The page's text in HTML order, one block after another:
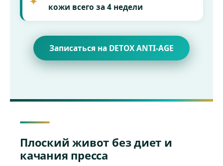
кожи всего за 4 недели
Записаться на DETOX ANTI-AGE
Плоский живот без диет и
качания пресса